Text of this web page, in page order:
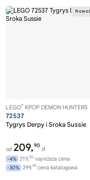
LEGO® KPOP DEMON HUNTERS
72537
Tygrys Derpy i Sroka Sussie
od 209,90
zł
-4% 219,00 najniższa cena
-30% 299,99 cena katalogowa